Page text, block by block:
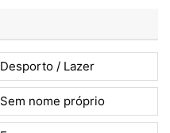
Desporto / Lazer
Sem nome próprio